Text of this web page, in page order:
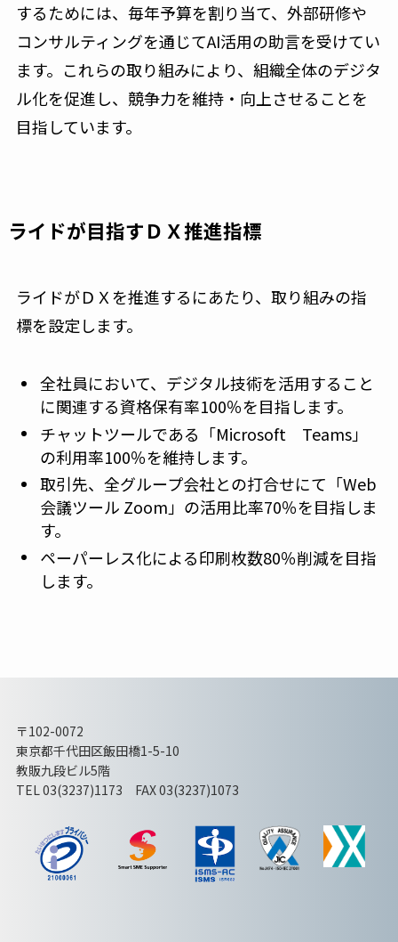
するためには、毎年予算を割り当て、外部研修や
コンサルティングを通じてAI活用の助言を受けてい
ます。これらの取り組みにより、組織全体のデジタ
ル化を促進し、競争力を維持・向上させることを
目指しています。
ライドが目指すＤＸ推進指標
ライドがＤＸを推進するにあたり、取り組みの指
標を設定します。
全社員において、デジタル技術を活用すること
に関連する資格保有率100％を目指します。
チャットツールである「Microsoft Teams」
の利用率100％を維持します。
取引先、全グループ会社との打合せにて「Web
会議ツール Zoom」の活用比率70％を目指しま
す。
ペーパーレス化による印刷枚数80％削減を目指
します。
〒102-0072
東京都千代田区飯田橋1-5-10
教販九段ビル5階
TEL 03(3237)1173 FAX 03(3237)1073